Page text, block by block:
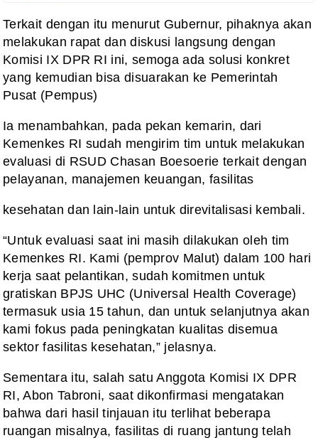
Terkait dengan itu menurut Gubernur, pihaknya akan
melakukan rapat dan diskusi langsung dengan
Komisi IX DPR RI ini, semoga ada solusi konkret
yang kemudian bisa disuarakan ke Pemerintah
Pusat (Pempus)
Ia menambahkan, pada pekan kemarin, dari
Kemenkes RI sudah mengirim tim untuk melakukan
evaluasi di RSUD Chasan Boesoerie terkait dengan
pelayanan, manajemen keuangan, fasilitas
kesehatan dan lain-lain untuk direvitalisasi kembali.
“Untuk evaluasi saat ini masih dilakukan oleh tim
Kemenkes RI. Kami (pemprov Malut) dalam 100 hari
kerja saat pelantikan, sudah komitmen untuk
gratiskan BPJS UHC (Universal Health Coverage)
termasuk usia 15 tahun, dan untuk selanjutnya akan
kami fokus pada peningkatan kualitas disemua
sektor fasilitas kesehatan,” jelasnya.
Sementara itu, salah satu Anggota Komisi IX DPR
RI, Abon Tabroni, saat dikonfirmasi mengatakan
bahwa dari hasil tinjauan itu terlihat beberapa
ruangan misalnya, fasilitas di ruang jantung telah